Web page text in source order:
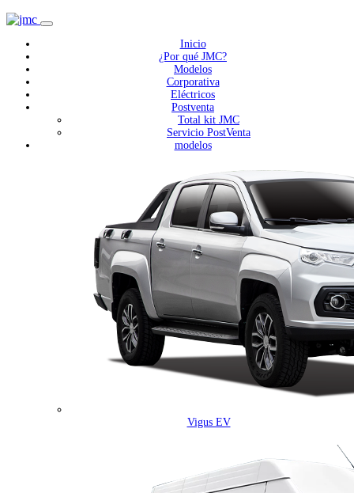
Inicio
¿Por qué JMC?
Modelos
Corporativa
Eléctricos
Postventa
Total kit JMC
Servicio PostVenta
modelos
Vigus EV